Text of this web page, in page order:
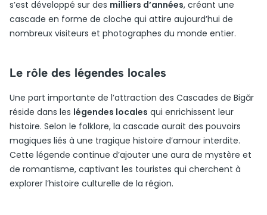
s’est développé sur des milliers d’années, créant une
cascade en forme de cloche qui attire aujourd’hui de
nombreux visiteurs et photographes du monde entier.
Le rôle des légendes locales
Une part importante de l’attraction des Cascades de Bigăr
réside dans les légendes locales qui enrichissent leur
histoire. Selon le folklore, la cascade aurait des pouvoirs
magiques liés à une tragique histoire d’amour interdite.
Cette légende continue d’ajouter une aura de mystère et
de romantisme, captivant les touristes qui cherchent à
explorer l’histoire culturelle de la région.